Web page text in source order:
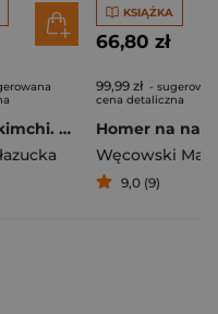
Pierogi z kimchi. Moje ulubione azjatyckie przepisy - książka z autografem
KSIĄŻKA
66,80 zł
99,99 zł -
cena detaliczna
Węcowski
9,0 (9)